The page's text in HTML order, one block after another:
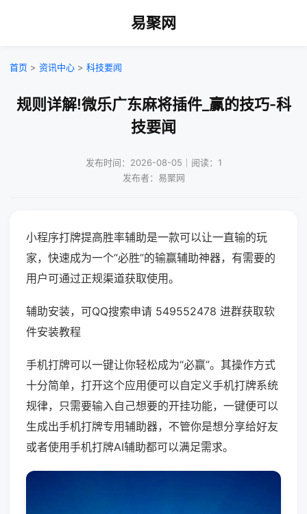
易聚网
首页 > 资讯中心 > 科技要闻
规则详解!微乐广东麻将插件_赢的技巧-科
技要闻
发布时间：2026-08-05｜阅读：1
发布者：易聚网
小程序打牌提高胜率辅助是一款可以让一直输的玩
家，快速成为一个“必胜”的输赢辅助神器，有需要的
用户可通过正规渠道获取使用。
辅助安装，可QQ搜索申请 549552478 进群获取软
件安装教程
手机打牌可以一键让你轻松成为“必赢”。其操作方式
十分简单，打开这个应用便可以自定义手机打牌系统
规律，只需要输入自己想要的开挂功能，一键便可以
生成出手机打牌专用辅助器，不管你是想分享给好友
或者使用手机打牌AI辅助都可以满足需求。